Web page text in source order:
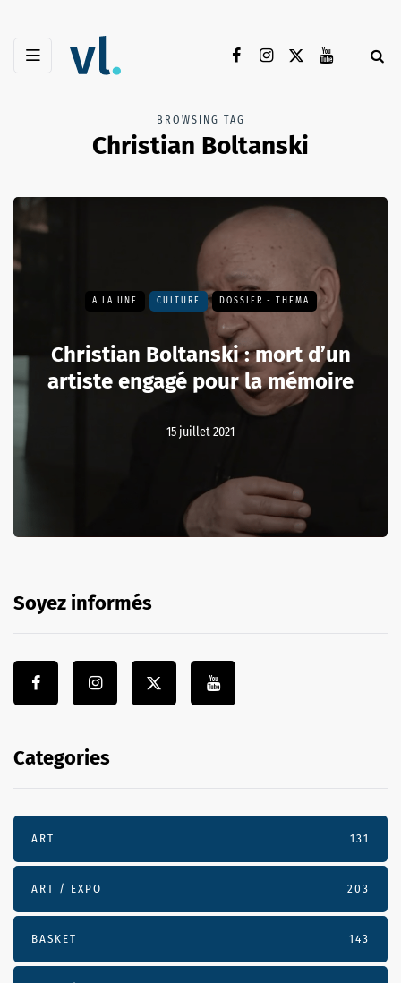
BROWSING TAG
Christian Boltanski
A LA UNE CULTURE DOSSIER - THEMA
Christian Boltanski : mort d’un
artiste engagé pour la mémoire
15 juillet 2021
Soyez informés
Categories
ART 131
ART / EXPO 203
BASKET 143